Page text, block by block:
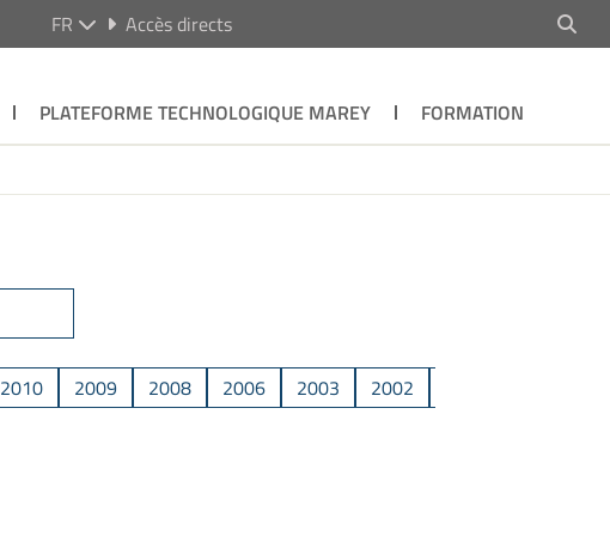
FR Accès directs
PLATEFORME TECHNOLOGIQUE MAREY
FORMATION
2010 2009 2008 2006 2003 2002